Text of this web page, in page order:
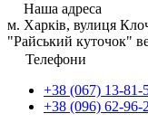
Наша адреса
м. Харків, вулиця
"Райський куточок"
Телефони
+38 (067) 13-81-
+38 (096) 62-96-